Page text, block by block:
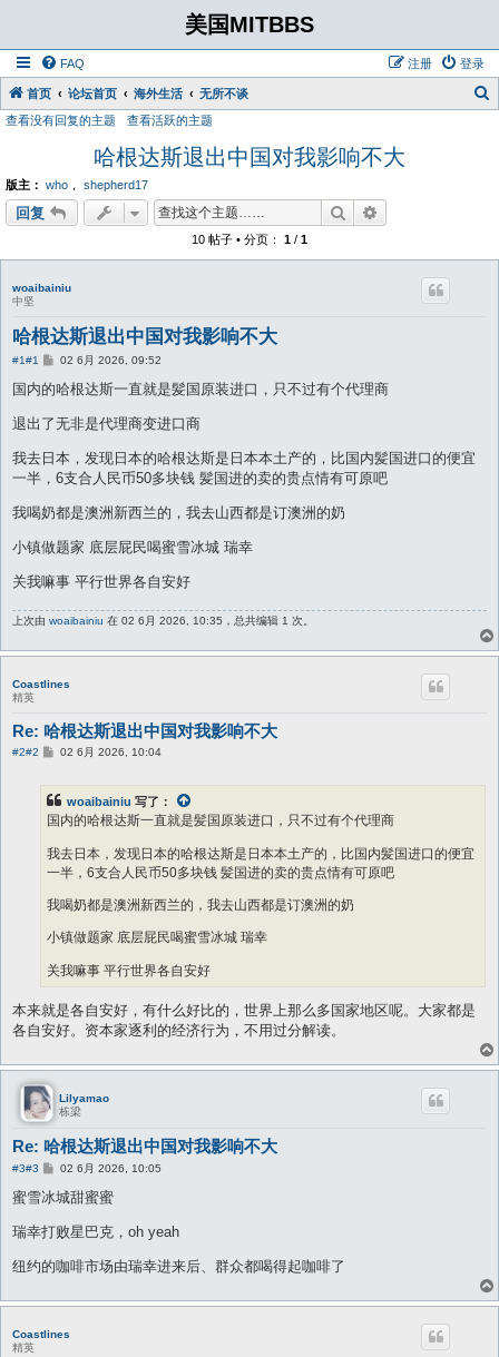
美国MITBBS
FAQ 登录
注册
首页 论坛首页 海外生活 无所不谈
查看没有回复的主题 查看活跃的主题
哈根达斯退出中国对我影响不大
版主： who ， shepherd17
回复 搜索
10 帖子 • 分页： 1 / 1
woaibainiu
中坚
哈根达斯退出中国对我影响不大
#1#1
帖
02 6月 2026, 09:52
国内的哈根达斯一直就是髪国原装进口，只不过有个代理商
退出了无非是代理商变进口商
我去日本，发现日本的哈根达斯是日本本土产的，比国内髪国进口的便宜
一半，6支合人民币50多块钱 髪国进的卖的贵点情有可原吧
我喝奶都是澳洲新西兰的，我去山西都是订澳洲的奶
小镇做题家 底层屁民喝蜜雪冰城 瑞幸
关我嘛事 平行世界各自安好
上次由 woaibainiu 在 02 6月 2026, 10:35，总共编辑 1 次。
Coastlines
精英
Re: 哈根达斯退出中国对我影响不大
#2#2
帖
02 6月 2026, 10:04
woaibainiu 写了：
国内的哈根达斯一直就是髪国原装进口，只不过有个代理商
我去日本，发现日本的哈根达斯是日本本土产的，比国内髪国进口的便宜
一半，6支合人民币50多块钱 髪国进的卖的贵点情有可原吧
我喝奶都是澳洲新西兰的，我去山西都是订澳洲的奶
小镇做题家 底层屁民喝蜜雪冰城 瑞幸
关我嘛事 平行世界各自安好
本来就是各自安好，有什么好比的，世界上那么多国家地区呢。大家都是
各自安好。资本家逐利的经济行为，不用过分解读。
Lilyamao
栋梁
Re: 哈根达斯退出中国对我影响不大
#3#3
帖
02 6月 2026, 10:05
蜜雪冰城甜蜜蜜
瑞幸打败星巴克，oh yeah
纽约的咖啡市场由瑞幸进来后、群众都喝得起咖啡了
Coastlines
精英